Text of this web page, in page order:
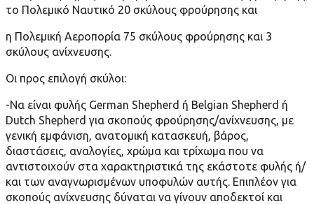
το Πολεμικό Ναυτικό 20 σκύλους φρούρησης και
η Πολεμική Αεροπορία 75 σκύλους φρούρησης και 3
σκύλους ανίχνευσης.
Οι προς επιλογή σκύλοι:
-Να είναι φυλής German Shepherd ή Belgian Shepherd ή
Dutch Shepherd για σκοπούς φρούρησης/ανίχνευσης, µε
γενική εµφάνιση, ανατοµική κατασκευή, βάρος,
διαστάσεις, αναλογίες, χρώµα και τρίχωµα που να
αντιστοιχούν στα χαρακτηριστικά της εκάστοτε φυλής ή/
και των αναγνωρισµένων υποφυλών αυτής. Επιπλέον για
σκοπούς ανίχνευσης δύναται να γίνουν αποδεκτοί και